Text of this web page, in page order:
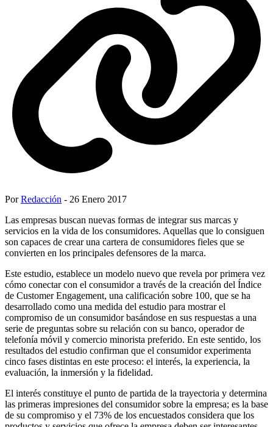
PorRedacción - 26 Enero 2017
Las empresas buscan nuevas formas de integrar sus marcas y
servicios en la vida de los consumidores. Aquellas que lo consiguen
son capaces de crear una cartera de consumidores fieles que se
convierten en los principales defensores de la marca.
Este estudio, establece un modelo nuevo que revela por primera vez
cómo conectar con el consumidor a través de la creación del Índice
de Customer Engagement, una calificación sobre 100, que se ha
desarrollado como una medida del estudio para mostrar el
compromiso de un consumidor basándose en sus respuestas a una
serie de preguntas sobre su relación con su banco, operador de
telefonía móvil y comercio minorista preferido. En este sentido, los
resultados del estudio confirman que el consumidor experimenta
cinco fases distintas en este proceso: el interés, la experiencia, la
evaluación, la inmersión y la fidelidad.
El interés constituye el punto de partida de la trayectoria y determina
las primeras impresiones del consumidor sobre la empresa; es la base
de su compromiso y el 73% de los encuestados considera que los